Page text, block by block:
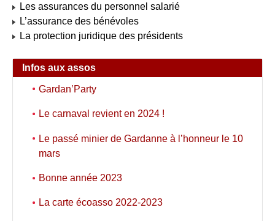
Les assurances du personnel salarié
L’assurance des bénévoles
La protection juridique des présidents
Infos aux assos
Gardan’Party
Le carnaval revient en 2024 !
Le passé minier de Gardanne à l’honneur le 10
mars
Bonne année 2023
La carte écoasso 2022-2023